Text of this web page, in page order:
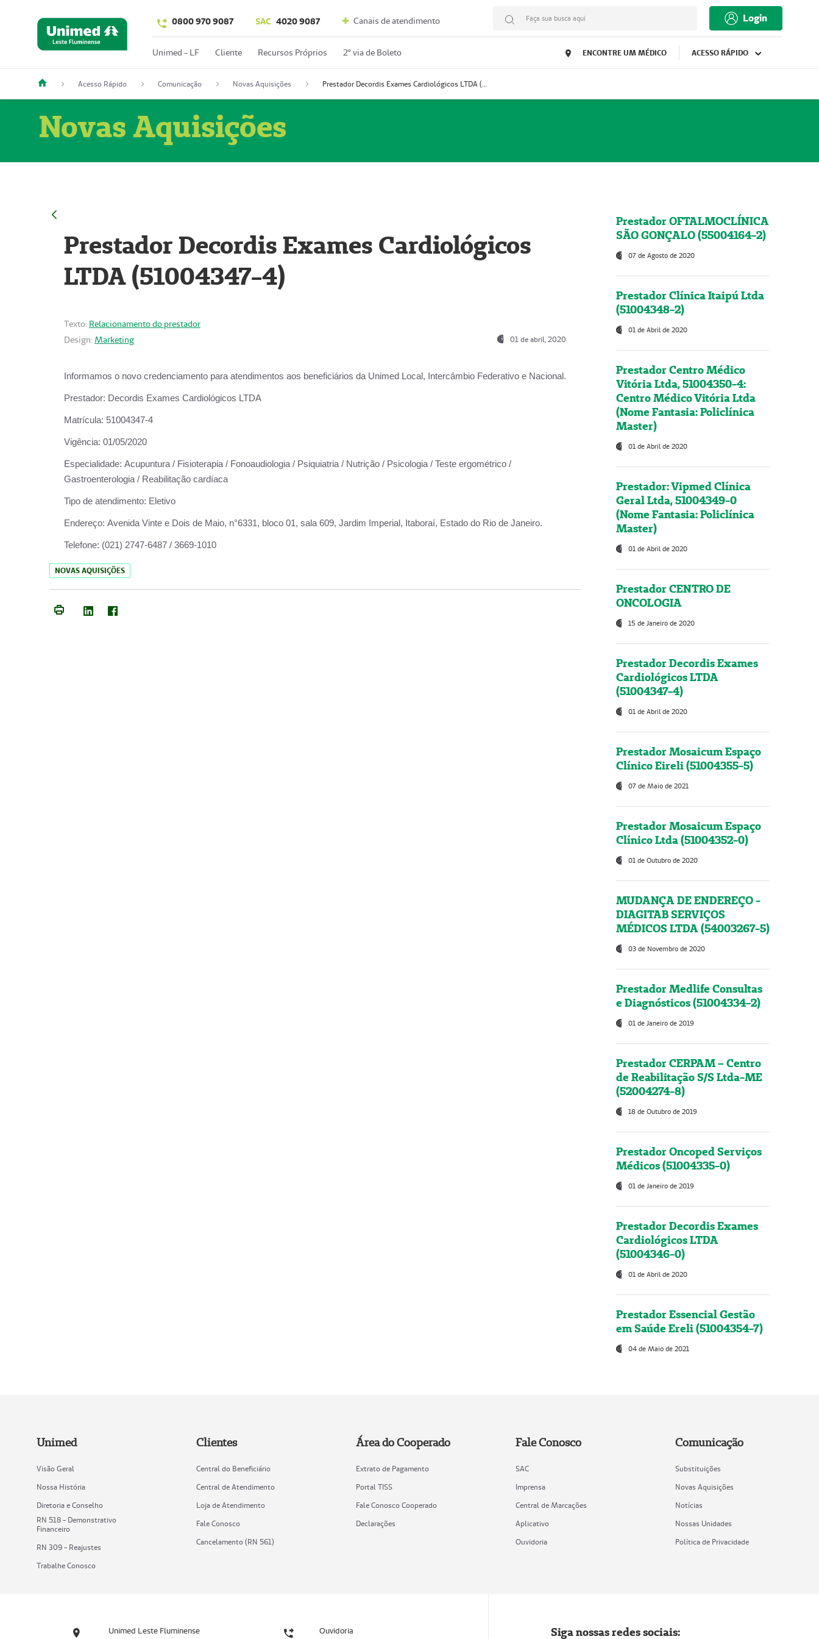
0800 970 9087 SAC 4020 9087 Canais de atendimento Faça sua busca aqui Login
Unimed - LF Cliente Recursos Próprios 2º via de Boleto ENCONTRE UM MÉDICO ACESSO RÁPIDO
Acesso Rápido Comunicação Novas Aquisições Prestador Decordis Exames Cardiológicos LTDA (51004347-4)
Novas Aquisições
Prestador Decordis Exames Cardiológicos
LTDA (51004347-4)
Texto: Relacionamento do prestador
Design: Marketing 01 de abril, 2020
Informamos o novo credenciamento para atendimentos aos beneficiários da Unimed Local, Intercâmbio Federativo e Nacional.
Prestador: Decordis Exames Cardiológicos LTDA
Matrícula: 51004347-4
Vigência: 01/05/2020
Especialidade: Acupuntura / Fisioterapia / Fonoaudiologia / Psiquiatria / Nutrição / Psicologia / Teste ergométrico /
Gastroenterologia / Reabilitação cardíaca
Tipo de atendimento: Eletivo
Endereço: Avenida Vinte e Dois de Maio, n°6331, bloco 01, sala 609, Jardim Imperial, Itaboraí, Estado do Rio de Janeiro.
Telefone: (021) 2747-6487 / 3669-1010
NOVAS AQUISIÇÕES
Prestador OFTALMOCLÍNICA
SÃO GONÇALO (55004164-2)
07 de Agosto de 2020
Prestador Clínica Itaipú Ltda
(51004348-2)
01 de Abril de 2020
Prestador Centro Médico
Vitória Ltda, 51004350-4:
Centro Médico Vitória Ltda
(Nome Fantasia: Policlínica
Master)
01 de Abril de 2020
Prestador: Vipmed Clínica
Geral Ltda, 51004349-0
(Nome Fantasia: Policlínica
Master)
01 de Abril de 2020
Prestador CENTRO DE
ONCOLOGIA
15 de Janeiro de 2020
Prestador Decordis Exames
Cardiológicos LTDA
(51004347-4)
01 de Abril de 2020
Prestador Mosaicum Espaço
Clínico Eireli (51004355-5)
07 de Maio de 2021
Prestador Mosaicum Espaço
Clínico Ltda (51004352-0)
01 de Outubro de 2020
MUDANÇA DE ENDEREÇO -
DIAGITAB SERVIÇOS
MÉDICOS LTDA (54003267-5)
03 de Novembro de 2020
Prestador Medlife Consultas
e Diagnósticos (51004334-2)
01 de Janeiro de 2019
Prestador CERPAM – Centro
de Reabilitação S/S Ltda-ME
(52004274-8)
18 de Outubro de 2019
Prestador Oncoped Serviços
Médicos (51004335-0)
01 de Janeiro de 2019
Prestador Decordis Exames
Cardiológicos LTDA
(51004346-0)
01 de Abril de 2020
Prestador Essencial Gestão
em Saúde Ereli (51004354-7)
04 de Maio de 2021
Unimed
Visão Geral
Nossa História
Diretoria e Conselho
RN 518 - Demonstrativo
Financeiro
RN 309 - Reajustes
Trabalhe Conosco
Clientes
Central do Beneficiário
Central de Atendimento
Loja de Atendimento
Fale Conosco
Cancelamento (RN 561)
Área do Cooperado
Extrato de Pagamento
Portal TISS
Fale Conosco Cooperado
Declarações
Fale Conosco
SAC
Imprensa
Central de Marcações
Aplicativo
Ouvidoria
Comunicação
Substituições
Novas Aquisições
Notícias
Nossas Unidades
Política de Privacidade
Unimed Leste Fluminense Ouvidoria Siga nossas redes sociais: